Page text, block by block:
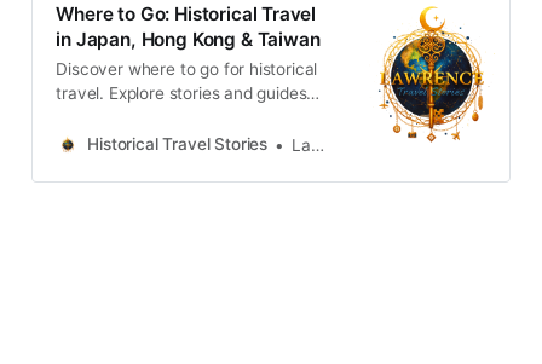
Where to Go: Historical Travel
in Japan, Hong Kong & Taiwan
Discover where to go for historical
travel. Explore stories and guides
Taiwan, more destinations like the
Historical Travel Stories Lawrence